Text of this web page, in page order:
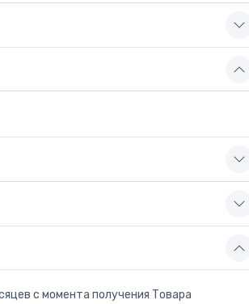
с момента получения Товара